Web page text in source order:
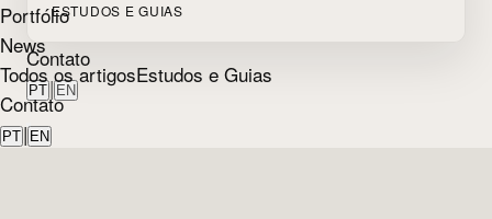
ESTUDOS E GUIAS
Contato
PT | EN
Portfólio
News
Todos os artigosEstudos e Guias
Contato
PT | EN